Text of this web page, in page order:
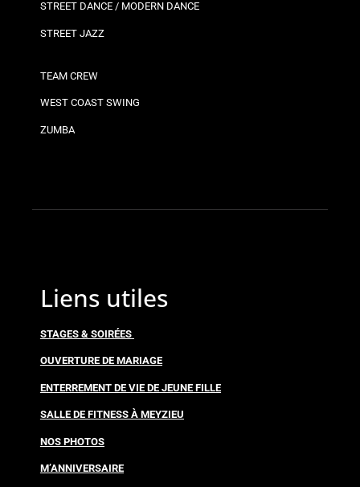
STREET DANCE / MODERN DANCE
STREET JAZZ
TEAM CREW
WEST COAST SWING
ZUMBA
Liens utiles
STAGES & SOIRÉES
OUVERTURE DE MARIAGE
ENTERREMENT DE VIE DE JEUNE FILLE
SALLE DE FITNESS À MEYZIEU
NOS PHOTOS
M’ANNIVERSAIRE